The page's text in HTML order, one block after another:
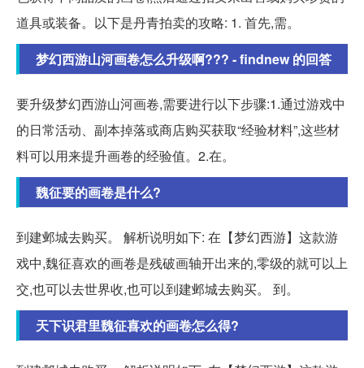
道具或装备。以下是丹青拍卖的攻略: 1. 首先,需。
梦幻西游山河画卷怎么升级啊??? - findnew 的回答
要升级梦幻西游山河画卷,需要进行以下步骤:1.通过游戏中
的日常活动、副本掉落或商店购买获取“经验材料”,这些材
料可以用来提升画卷的经验值。2.在。
魏征要的画卷是什么?
到建邺城去购买。 解析说明如下: 在【梦幻西游】这款游
戏中,魏征喜欢的画卷是残破画轴开出来的,零级的就可以上
交,也可以去世界收,也可以到建邺城去购买。 到。
天下识君里魏征喜欢的画卷怎么得?